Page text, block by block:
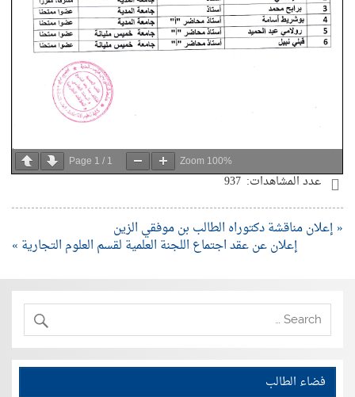
Page 1 / 1 Zoom 100%
عدد المشاهدات: 937
« إعلان مناقشة دكتوراه الطالب بن موفقي الزين
إعلان عن عقد اجتماع اللجنة العلمية لقسم العلوم التجارية »
فضاء الطالب